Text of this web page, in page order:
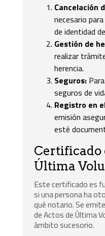
Cancelación
necesario
de identidad
Gestión de
realizar
herencia.
Seguros:
seguros de
Registro en
emisión
esté
Certificado
Última
Este certificado es
si una persona ha
qué notario. Se
de Actos de Última
ámbito sucesorio.